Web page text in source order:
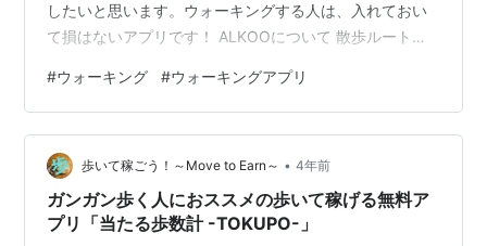
したいと思います。ウォーキングする人は、入れておい
て損はないアプリです！ ALKOOについて 散歩ルートの
ALKOOはNAVITIMEが提供している、無料で利用できる
ウォーキング用のアプリです。私は、このアプリを、入
れているだけでほぼ放置しており、貯まったウォーキン
グポイントでお宝探しにたまーに行って、コンビニでジ
ュースを貰う程度でしか活用していません。 しかし、
NAVITIMEが提…
#ウォーキング #ウォーキングアプリ
歩いて稼ごう！～Move to Earn～ • 4年前
ガンガン歩く人におススメの歩いて稼げる無料ア
プリ「当たる歩数計 -TOKUPO-」